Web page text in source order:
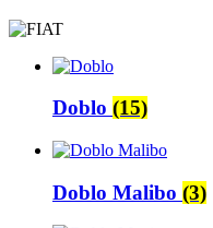
Doblo (15)
Doblo Malibo (3)